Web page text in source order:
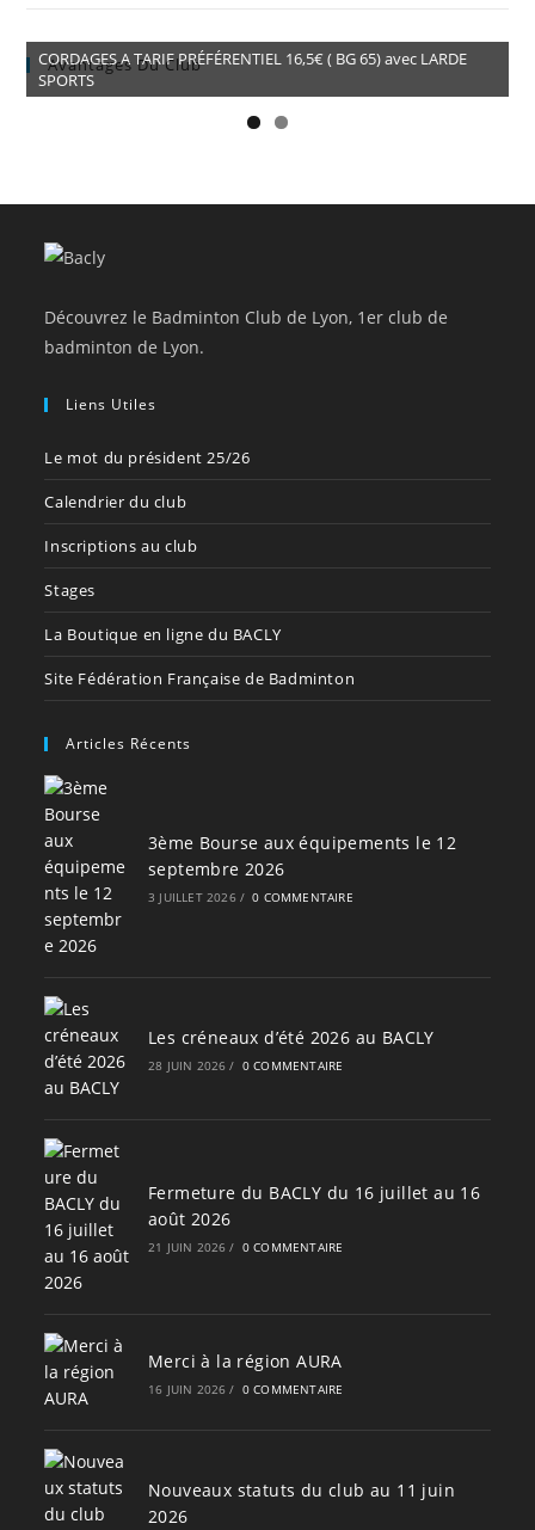
Avantages Du Club
CORDAGES A TARIF PRÉFÉRENTIEL 16,5€ ( BG 65) avec LARDE
SPORTS
Découvrez le Badminton Club de Lyon, 1er club de
badminton de Lyon.
Liens Utiles
Le mot du président 25/26
Calendrier du club
Inscriptions au club
Stages
La Boutique en ligne du BACLY
Site Fédération Française de Badminton
Articles Récents
3ème Bourse aux équipements le 12
septembre 2026
3 JUILLET 2026 / 0 COMMENTAIRE
Les créneaux d’été 2026 au BACLY
28 JUIN 2026 / 0 COMMENTAIRE
Fermeture du BACLY du 16 juillet au 16
août 2026
21 JUIN 2026 / 0 COMMENTAIRE
Merci à la région AURA
16 JUIN 2026 / 0 COMMENTAIRE
Nouveaux statuts du club au 11 juin
2026